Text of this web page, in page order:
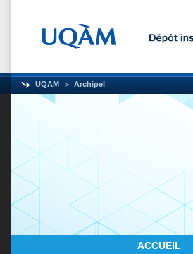
UQAM Archipel
ACCUEIL